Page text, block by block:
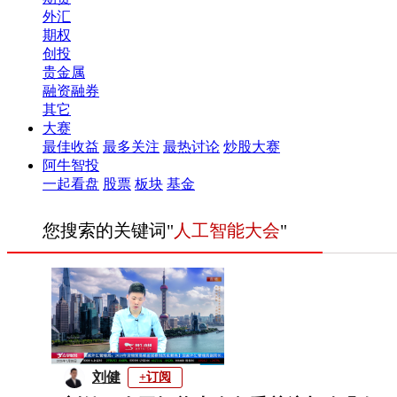
外汇
期权
创投
贵金属
融资融券
其它
大赛
最佳收益 最多关注 最热讨论 炒股大赛
阿牛智投
一起看盘 股票 板块 基金
您搜索的关键词" 人工智能大会"
刘健 +订阅